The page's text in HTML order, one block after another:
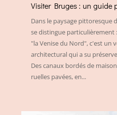
Visiter Bruges : un guide
Dans le paysage pittoresque
se distingue particulièrement
"la Venise du Nord", c'est un
architectural qui a su
Des canaux bordés de
ruelles pavées, en...